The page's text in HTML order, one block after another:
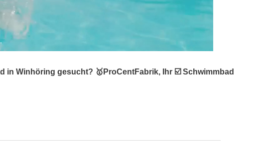
Winhöring gesucht? 🥇ProCentFabrik, Ihr ☑️ Schwimmbad